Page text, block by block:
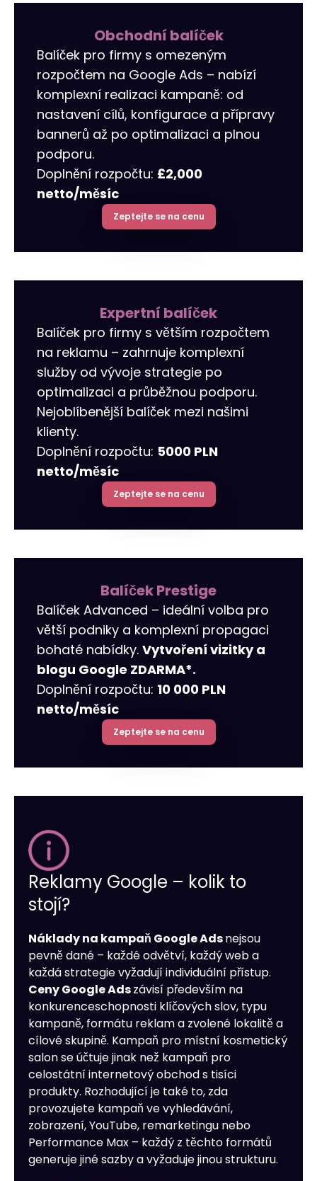
Vizitky NAP
Audyt SEO
Optymalizacja SEO
Allegro Ads
Práce se sociálními médii
Remarketing
obchodů
Internetový obchod pro vás
Správa serveru
tools
Obchodní balíček
Balíček pro firmy s omezeným
rozpočtem na Google Ads – nabízí
komplexní realizaci kampaně: od
nastavení cílů, konfigurace a přípravy
bannerů až po optimalizaci a plnou
podporu.
Doplnění rozpočtu: £2,000
netto/měsíc
Zeptejte se na cenu
Expertní balíček
Balíček pro firmy s větším rozpočtem
na reklamu – zahrnuje komplexní
služby od vývoje strategie po
optimalizaci a průběžnou podporu.
Nejoblíbenější balíček mezi našimi
klienty.
Doplnění rozpočtu: 5000 PLN
netto/měsíc
Zeptejte se na cenu
Balíček Prestige
Balíček Advanced – ideální volba pro
větší podniky a komplexní propagaci
bohaté nabídky. Vytvoření vizitky a
blogu Google ZDARMA*.
Doplnění rozpočtu: 10 000 PLN
netto/měsíc
Zeptejte se na cenu
Reklamy Google – kolik to
stojí?
Náklady na kampaň Google Adsnejsou
pevně dané – každé odvětví, každý web a
každá strategie vyžadují individuální přístup.
Ceny Google Adszávisí především na
konkurenceschopnosti klíčových slov, typu
kampaně, formátu reklam a zvolené lokalitě a
cílové skupině. Kampaň pro místní kosmetický
salon se účtuje jinak než kampaň pro
celostátní internetový obchod s tisíci
produkty. Rozhodující je také to, zda
provozujete kampaň ve vyhledávání,
zobrazení, YouTube, remarketingu nebo
Performance Max – každý z těchto formátů
generuje jiné sazby a vyžaduje jinou strukturu.